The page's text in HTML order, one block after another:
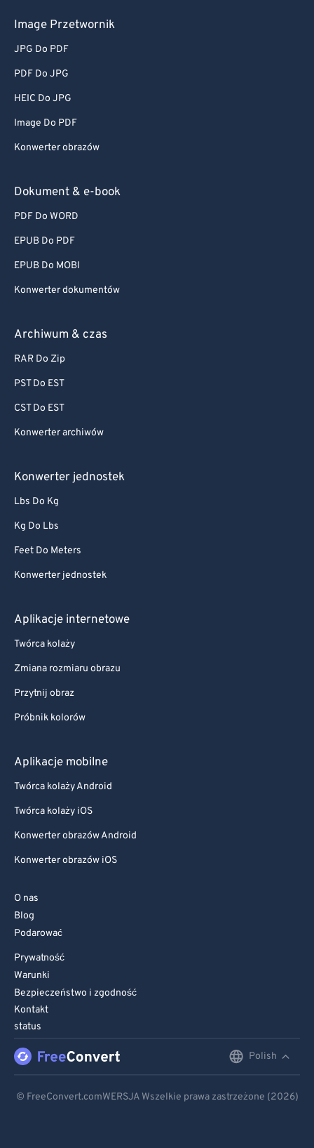
Image Przetwornik
JPG Do PDF
PDF Do JPG
HEIC Do JPG
Image Do PDF
Konwerter obrazów
Dokument & e-book
PDF Do WORD
EPUB Do PDF
EPUB Do MOBI
Konwerter dokumentów
Archiwum & czas
RAR Do Zip
PST Do EST
CST Do EST
Konwerter archiwów
Konwerter jednostek
Lbs Do Kg
Kg Do Lbs
Feet Do Meters
Konwerter jednostek
Aplikacje internetowe
Twórca kolaży
Zmiana rozmiaru obrazu
Przytnij obraz
Próbnik kolorów
Aplikacje mobilne
Twórca kolaży Android
Twórca kolaży iOS
Konwerter obrazów Android
Konwerter obrazów iOS
O nas
Blog
Podarować
Prywatność
Warunki
Bezpieczeństwo i zgodność
Kontakt
status
Polish
© FreeConvert.comWERSJA Wszelkie prawa zastrzeżone (2026)